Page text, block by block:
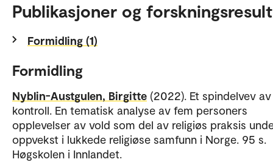
Publikasjoner og
Formidling (1)
Formidling
Nyblin-Austgulen, Birgitte (2022). Et spindelvev av
kontroll. En tematisk analyse av fem personers
opplevelser av vold som del av religiøs praksis
oppvekst i lukkede religiøse samfunn i Norge. 95 s.
Høgskolen i Innlandet.